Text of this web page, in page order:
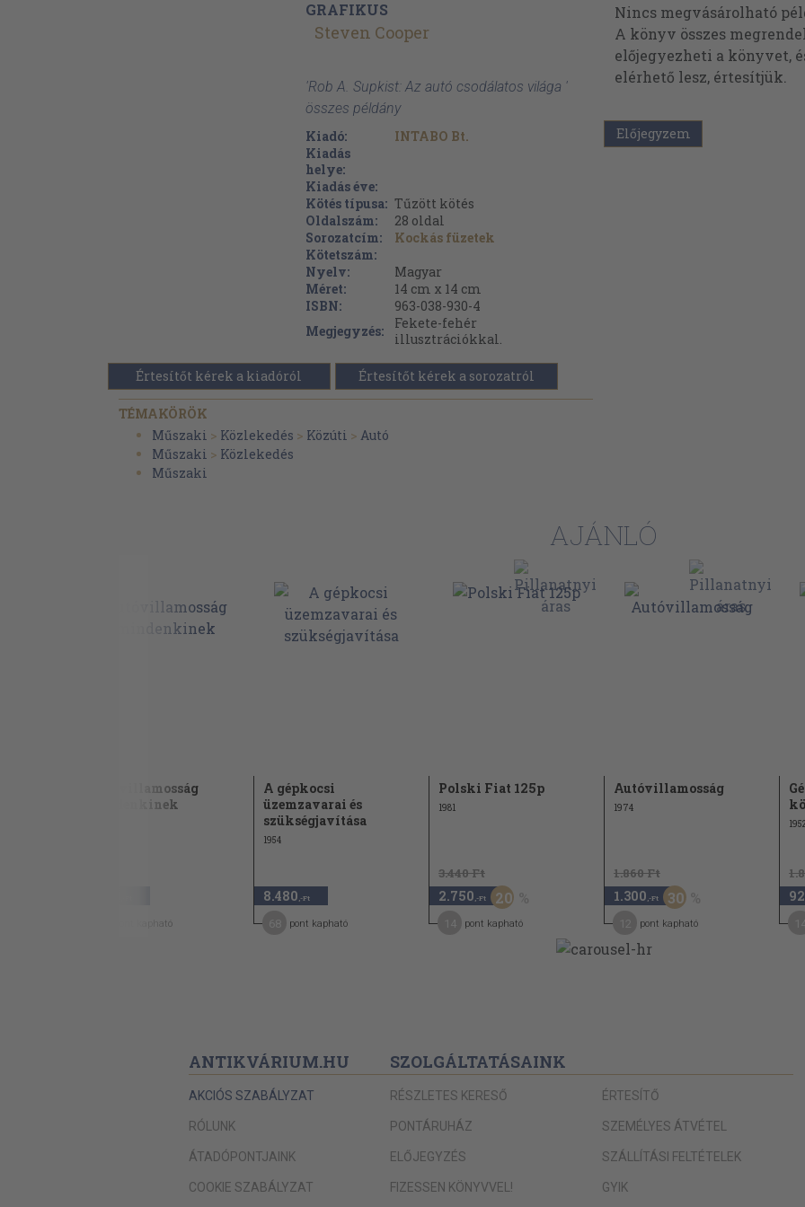
GRAFIKUS
Steven Cooper
'Rob A. Supkist: Az autó csodálatos világa '
összes példány
Kiadó:
INTABO Bt.
Kiadás
helye:
Kiadás éve:
Kötés típusa: Tűzött kötés
Oldalszám:
28 oldal
Sorozatcím:
Kockás füzetek
Kötetszám:
Nyelv:
Magyar
Méret:
14 cm x 14 cm
ISBN:
963-038-930-4
Megjegyzés:
Fekete-fehér
illusztrációkkal.
Értesítőt kérek a kiadóról Értesítőt kérek a sorozatról
TÉMAKÖRÖK
Műszaki > Közlekedés > Közúti > Autó
Műszaki > Közlekedés
Műszaki
Nincs megvásárolható
A könyv összes
előjegyezheti a könyvet,
elérhető lesz, értesítjük.
Előjegyzem
AJÁNLÓ
Autóvillamosság
mindenkinek
pont kapható
A gépkocsi
üzemzavarai és
szükségjavítása
1954
8.480 ,-Ft
pont kapható
Polski Fiat 125p
1981
3.440 Ft
2.750 ,-Ft 20
pont kapható
Autóvillamosság
1974
1.860 Ft
1.300 ,-Ft 30
pont kapható
ANTIKVÁRIUM.HU
AKCIÓS SZABÁLYZAT
RÓLUNK
ÁTADÓPONTJAINK
COOKIE SZABÁLYZAT
SZOLGÁLTATÁSAINK
RÉSZLETES KERESŐ
PONTÁRUHÁZ
ELŐJEGYZÉS
FIZESSEN KÖNYVVEL!
ÉRTESÍTŐ
SZEMÉLYES ÁTVÉTEL
SZÁLLÍTÁSI FELTÉTELEK
GYIK